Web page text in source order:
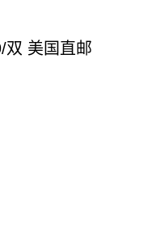
双 美国直邮